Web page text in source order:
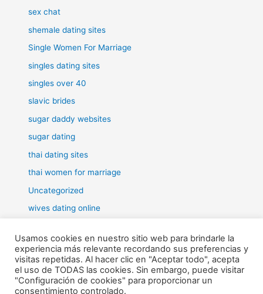
sex chat
shemale dating sites
Single Women For Marriage
singles dating sites
singles over 40
slavic brides
sugar daddy websites
sugar dating
thai dating sites
thai women for marriage
Uncategorized
wives dating online
Todos los derechos © 2026 RHE | Funciona gracias a
Usamos cookies en nuestro sitio web para brindarle la
experiencia más relevante recordando sus preferencias y
visitas repetidas. Al hacer clic en "Aceptar todo", acepta
el uso de TODAS las cookies. Sin embargo, puede visitar
"Configuración de cookies" para proporcionar un
consentimiento controlado.